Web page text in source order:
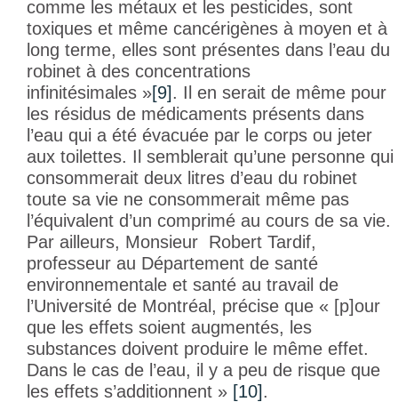
comme les métaux et les pesticides, sont
toxiques et même cancérigènes à moyen et à
long terme, elles sont présentes dans l’eau du
robinet à des concentrations
infinitésimales »[9]. Il en serait de même pour
les résidus de médicaments présents dans
l’eau qui a été évacuée par le corps ou jeter
aux toilettes. Il semblerait qu’une personne qui
consommerait deux litres d’eau du robinet
toute sa vie ne consommerait même pas
l’équivalent d’un comprimé au cours de sa vie.
Par ailleurs, Monsieur Robert Tardif,
professeur au Département de santé
environnementale et santé au travail de
l’Université de Montréal, précise que « [p]our
que les effets soient augmentés, les
substances doivent produire le même effet.
Dans le cas de l’eau, il y a peu de risque que
les effets s’additionnent » [10].